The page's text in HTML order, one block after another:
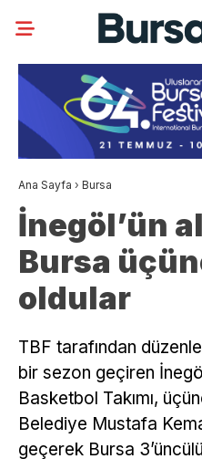
Ana Sayfa › Bursa
İnegöl’ün
Bursa
oldular
TBF tarafından
bir sezon geçiren
Basketbol Takımı,
Belediye Mustafa
geçerek Bursa